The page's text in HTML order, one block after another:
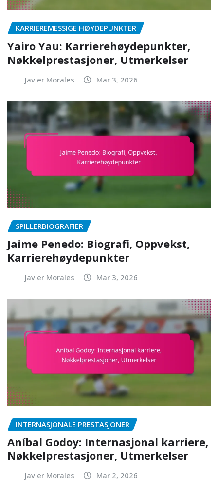
KARRIEREMESSIGE HØYDEPUNKTER
Yairo Yau: Karrierehøydepunkter,
Nøkkelprestasjoner, Utmerkelser
Javier Morales Mar 3, 2026
SPILLERBIOGRAFIER
Jaime Penedo: Biografi, Oppvekst,
Karrierehøydepunkter
Javier Morales Mar 3, 2026
INTERNASJONALE PRESTASJONER
Aníbal Godoy: Internasjonal karriere,
Nøkkelprestasjoner, Utmerkelser
Javier Morales Mar 2, 2026